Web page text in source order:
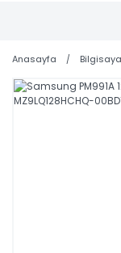
TOPTAN FİYAT
Anasayfa